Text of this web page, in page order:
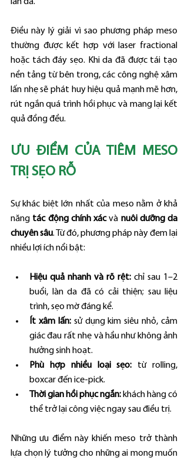
Điều này lý giải vì sao phương pháp meso
thường được kết hợp với laser fractional
hoặc tách đáy sẹo. Khi da đã được tái tạo
nền tảng từ bên trong, các công nghệ xâm
lấn nhẹ sẽ phát huy hiệu quả mạnh mẽ hơn,
rút ngắn quá trình hồi phục và mang lại kết
quả đồng đều.
ƯU ĐIỂM CỦA TIÊM MESO
TRỊ SẸO RỖ
Sự khác biệt lớn nhất của meso nằm ở khả
năng tác động chính xác và nuôi dưỡng da
chuyên sâu. Từ đó, phương pháp này đem lại
nhiều lợi ích nổi bật:
Hiệu quả nhanh và rõ rệt: chỉ sau 1–2
buổi, làn da đã có cải thiện; sau liệu
trình, sẹo mờ đáng kể.
Ít xâm lấn: sử dụng kim siêu nhỏ, cảm
giác đau rất nhẹ và hầu như không ảnh
hưởng sinh hoạt.
Phù hợp nhiều loại sẹo: từ rolling,
boxcar đến ice-pick.
Thời gian hồi phục ngắn: khách hàng có
thể trở lại công việc ngay sau điều trị.
Những ưu điểm này khiến meso trở thành
lựa chọn lý tưởng cho những ai mong muốn